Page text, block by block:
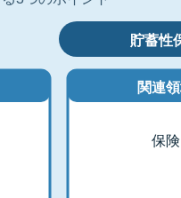
貯蓄性
関連
保険